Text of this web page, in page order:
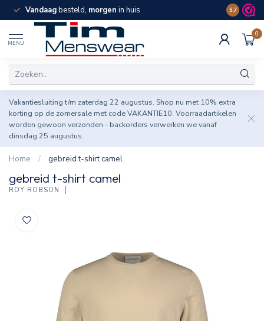
Vandaagbesteld, morgen in huis Spaar
9.7
MENU
0
Vakantiesluiting t/m zaterdag 22 augustus. Shop nu met 10% extra
korting op de zomersale met code VAKANTIE10. Voorraadartikelen
worden gewoon verzonden - backorders verwerken we vanaf
dinsdag 25 augustus.
Home / gebreid t-shirt camel
gebreid t-shirt camel
ROY ROBSON